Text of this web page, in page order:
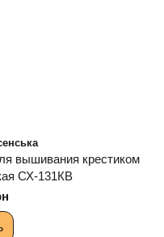
вышивания крестиком
СХ-131КВ